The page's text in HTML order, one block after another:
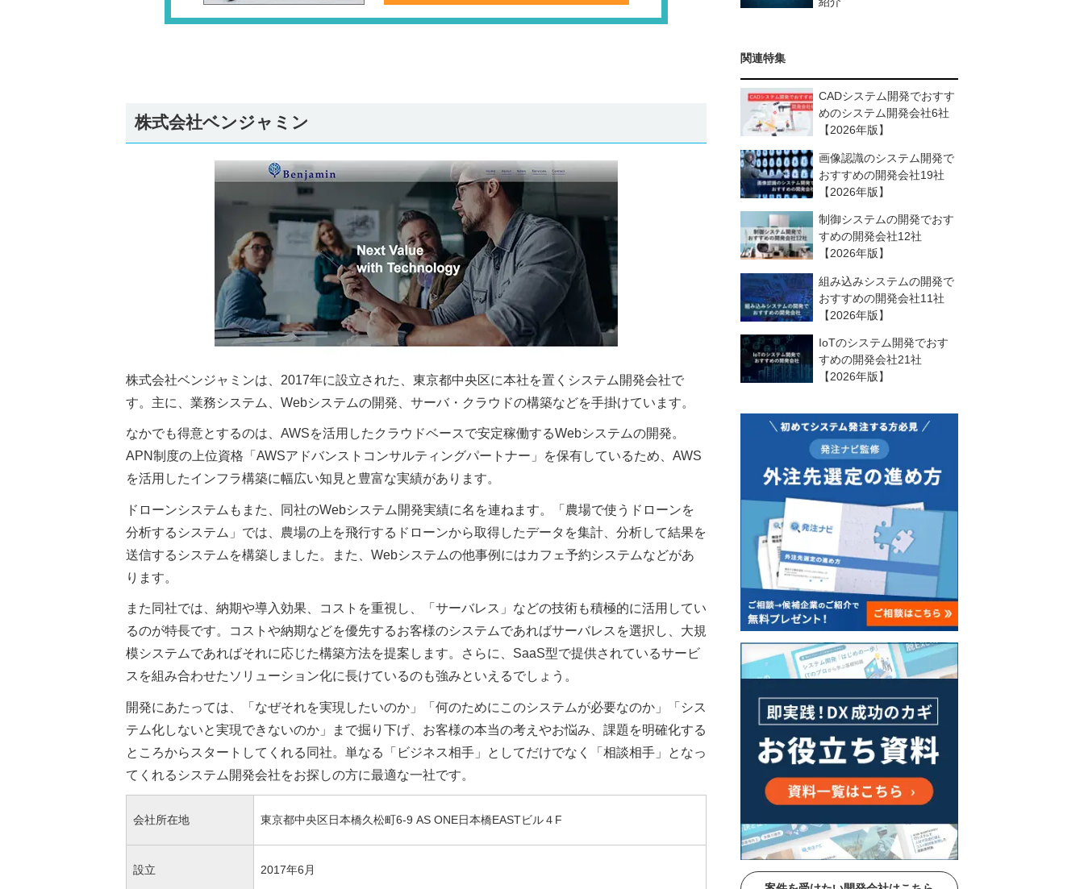
株式会社ベンジャミン
株式会社ベンジャミンは、2017年に設立された、東京都中央区に本社を置くシステム開発会社で
す。主に、業務システム、Webシステムの開発、サーバ・クラウドの構築などを手掛けています。
なかでも得意とするのは、AWSを活用したクラウドベースで安定稼働するWebシステムの開発。
APN制度の上位資格「AWSアドバンストコンサルティングパートナー」を保有しているため、AWS
を活用したインフラ構築に幅広い知見と豊富な実績があります。
ドローンシステムもまた、同社のWebシステム開発実績に名を連ねます。「農場で使うドローンを
分析するシステム」では、農場の上を飛行するドローンから取得したデータを集計、分析して結果を
送信するシステムを構築しました。また、Webシステムの他事例にはカフェ予約システムなどがあ
ります。
また同社では、納期や導入効果、コストを重視し、「サーバレス」などの技術も積極的に活用してい
るのが特長です。コストや納期などを優先するお客様のシステムであればサーバレスを選択し、大規
模システムであればそれに応じた構築方法を提案します。さらに、SaaS型で提供されているサービ
スを組み合わせたソリューション化に長けているのも強みといえるでしょう。
開発にあたっては、「なぜそれを実現したいのか」「何のためにこのシステムが必要なのか」「シス
テム化しないと実現できないのか」まで掘り下げ、お客様の本当の考えやお悩み、課題を明確化する
ところからスタートしてくれる同社。単なる「ビジネス相手」としてだけでなく「相談相手」となっ
てくれるシステム開発会社をお探しの方に最適な一社です。
会社所在地 東京都中央区日本橋久松町6-9 AS ONE日本橋EASTビル４F
設立 2017年6月
関連特集
CADシステム開発でおすす
めのシステム開発会社6社
【2026年版】
画像認識のシステム開発で
おすすめの開発会社19社
【2026年版】
制御システムの開発でおす
すめの開発会社12社
【2026年版】
組み込みシステムの開発で
おすすめの開発会社11社
【2026年版】
IoTのシステム開発でおす
すめの開発会社21社
【2026年版】